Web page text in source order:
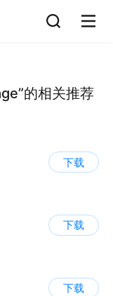
的相关推荐
下载
下载
下载